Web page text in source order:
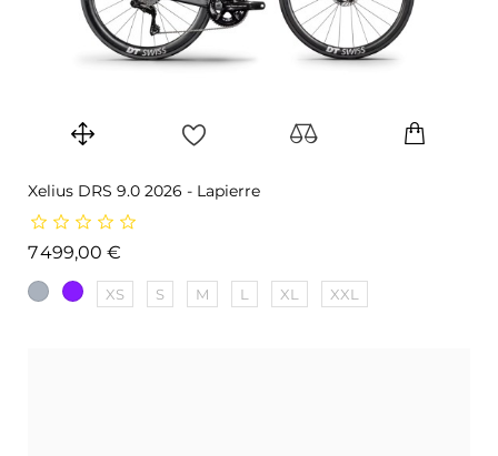
Xelius DRS 9.0 2026 - Lapierre
7 499,00 €
XS S M L XL XXL